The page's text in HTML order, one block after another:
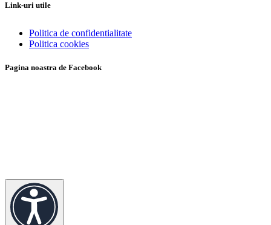
Link-uri utile
Politica de confidentialitate
Politica cookies
Pagina noastra de Facebook